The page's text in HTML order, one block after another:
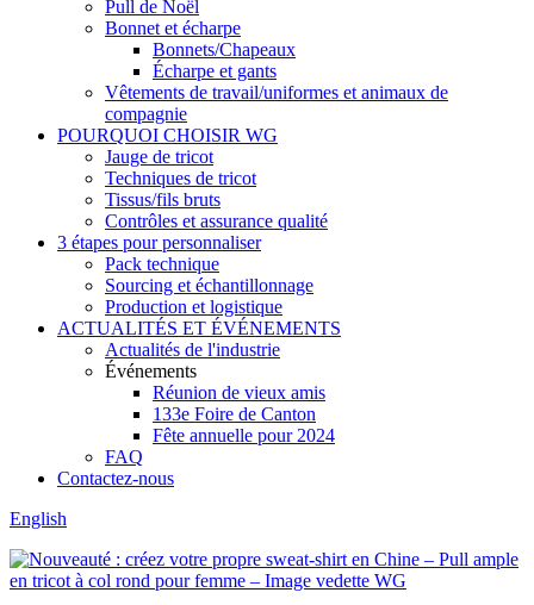
Pull de Noël
Bonnet et écharpe
Bonnets/Chapeaux
Écharpe et gants
Vêtements de travail/uniformes et animaux de
compagnie
POURQUOI CHOISIR WG
Jauge de tricot
Techniques de tricot
Tissus/fils bruts
Contrôles et assurance qualité
3 étapes pour personnaliser
Pack technique
Sourcing et échantillonnage
Production et logistique
ACTUALITÉS ET ÉVÉNEMENTS
Actualités de l'industrie
Événements
Réunion de vieux amis
133e Foire de Canton
Fête annuelle pour 2024
FAQ
Contactez-nous
English